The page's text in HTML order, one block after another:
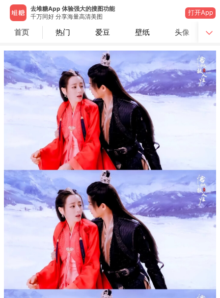
去堆糖App 体验强大的搜图功能
千万同好 分享海量高清美图
打开App
首页 热门 爱豆 壁纸 头像